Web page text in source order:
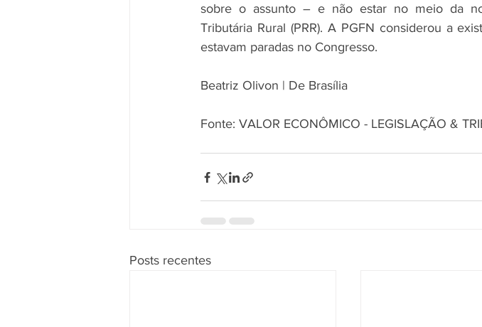
sobre o assunto – e não estar no meio da
Tributária Rural (PRR). A PGFN considerou a
estavam paradas no Congresso.
Beatriz Olivon | De Brasília
Fonte: VALOR ECONÔMICO - LEGISLAÇÃO &
Posts recentes